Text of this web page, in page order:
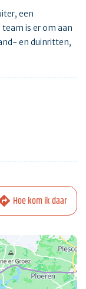
een
is er om aan
en duinritten,
Hoe kom ik daar